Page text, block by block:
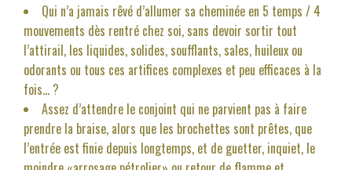
Qui n’a jamais rêvé d’allumer sa cheminée en 5 temps / 4
mouvements dès rentré chez soi, sans devoir sortir tout
l’attirail, les liquides, solides, soufflants, sales, huileux ou
odorants ou tous ces artifices complexes et peu efficaces à la
fois… ?
Assez d’attendre le conjoint qui ne parvient pas à faire
prendre la braise, alors que les brochettes sont prêtes, que
l’entrée est finie depuis longtemps, et de guetter, inquiet, le